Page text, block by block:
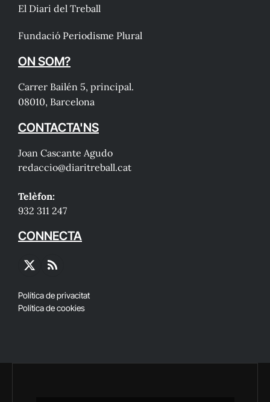
El Diari del Treball
Fundació Periodisme Plural
ON SOM?
Carrer Bailén 5, principal.
08010, Barcelona
CONTACTA'NS
Joan Cascante Agudo
redaccio@diaritreball.cat
Telèfon:
932 311 247
CONNECTA
X
RSS
Política de privacitat
Política de cookies